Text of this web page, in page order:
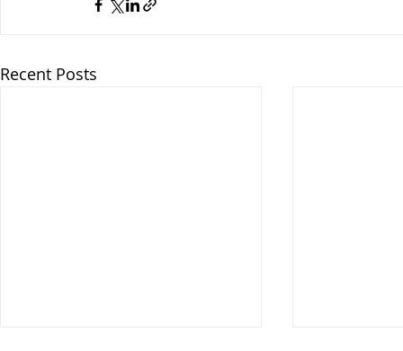
Recent Posts